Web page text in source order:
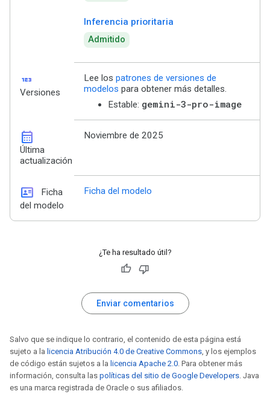
Inferencia prioritaria
Admitido
123
Versiones
Lee los patrones de versiones de
modelos para obtener más detalles.
Estable: gemini-3-pro-image
calendar_month
Última
actualización
Noviembre de 2025
id_card
Ficha
del modelo
Ficha del modelo
¿Te ha resultado útil?
Enviar comentarios
Salvo que se indique lo contrario, el contenido de esta página está
sujeto a la licencia Atribución 4.0 de Creative Commons, y los ejemplos
de código están sujetos a la licencia Apache 2.0. Para obtener más
información, consulta las políticas del sitio de Google Developers. Java
es una marca registrada de Oracle o sus afiliados.